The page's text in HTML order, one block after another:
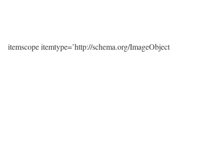
itemscope itemtype=’http://schema.org/ImageObject